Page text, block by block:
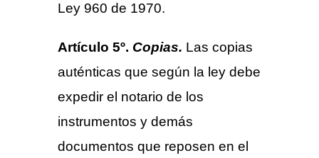
Ley 960 de 1970.
Artículo 5º. Copias. Las copias
auténticas que según la ley debe
expedir el notario de los
instrumentos y demás
documentos que reposen en el